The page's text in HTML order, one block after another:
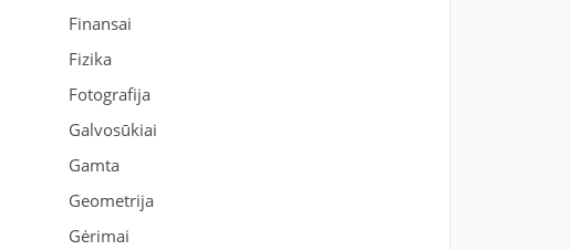
Finansai
Fizika
Fotografija
Galvosūkiai
Gamta
Geometrija
Gėrimai